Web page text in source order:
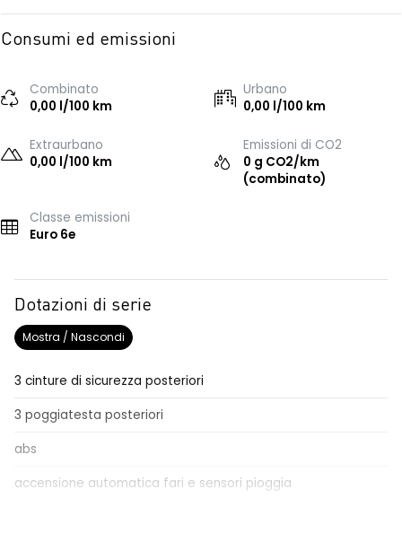
Consumi ed emissioni
Combinato
0,00 l/100 km
Urbano
0,00 l/100 km
Extraurbano
0,00 l/100 km
Emissioni di CO2
0 g CO2/km
(combinato)
Classe emissioni
Euro 6e
Dotazioni di serie
Mostra / Nascondi
3 cinture di sicurezza posteriori
3 poggiatesta posteriori
abs
accensione automatica fari e sensori pioggia